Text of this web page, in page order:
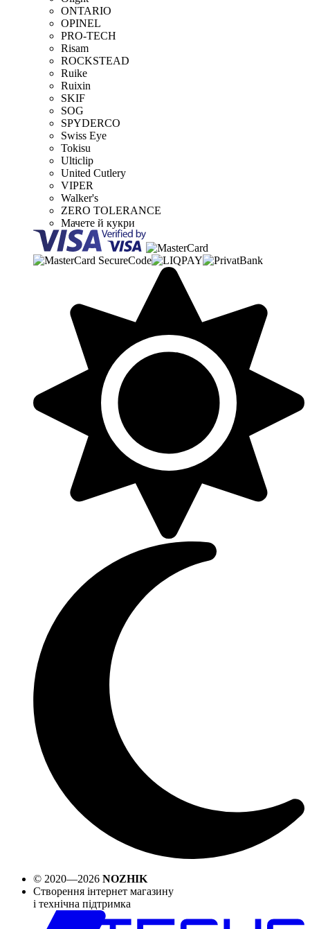
ONTARIO
OPINEL
PRO-TECH
Risam
ROCKSTEAD
Ruike
Ruixin
SKIF
SOG
SPYDERCO
Swiss Eye
Tokisu
Ulticlip
United Cutlery
VIPER
Walker's
ZERO TOLERANCE
Мачете й кукри
© 2020—2026 NOZHIK
Створення інтернет магазину
і технічна підтримка